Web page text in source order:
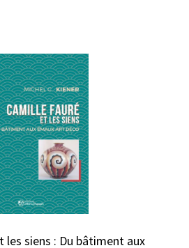
les siens : Du bâtiment aux